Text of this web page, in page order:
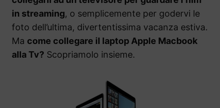
in streaming, o semplicemente per godervi le
foto dell’ultima, divertentissima vacanza estiva.
Ma come collegare il laptop Apple Macbook
alla Tv? Scopriamolo insieme.